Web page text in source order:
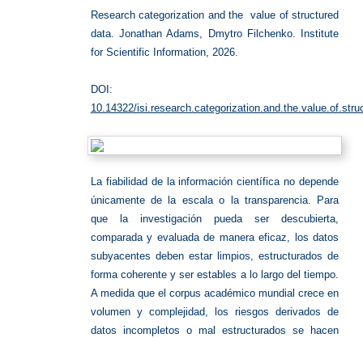
Research categorization and the value of structured
data. Jonathan Adams, Dmytro Filchenko. Institute
for Scientific Information, 2026.
DOI:
10.14322/
La fiabilidad de la información científica no depende
únicamente de la escala o la transparencia. Para
que la investigación pueda ser descubierta,
comparada y evaluada de manera eficaz, los datos
subyacentes deben estar limpios, estructurados de
forma coherente y ser estables a lo largo del tiempo.
A medida que el corpus académico mundial crece en
volumen y complejidad, los riesgos derivados de
datos incompletos o mal estructurados se hacen